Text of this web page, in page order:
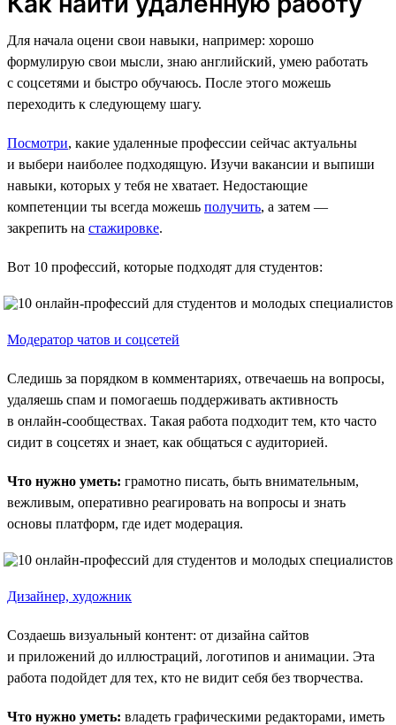
Для начала оцени свои навыки, например: хорошо
формулирую свои мысли, знаю английский, умею работать
с соцсетями и быстро обучаюсь. После этого можешь
переходить к следующему шагу.
Посмотри, какие удаленные профессии сейчас актуальны
и выбери наиболее подходящую. Изучи вакансии и выпиши
навыки, которых у тебя не хватает. Недостающие
компетенции ты всегда можешь получить, а затем —
закрепить на стажировке.
Вот 10 профессий, которые подходят для студентов:
Модератор чатов и соцсетей
Следишь за порядком в комментариях, отвечаешь на вопросы,
удаляешь спам и помогаешь поддерживать активность
в онлайн-сообществах. Такая работа подходит тем, кто часто
сидит в соцсетях и знает, как общаться с аудиторией.
Что нужно уметь: грамотно писать, быть внимательным,
вежливым, оперативно реагировать на вопросы и знать
основы платформ, где идет модерация.
Дизайнер, художник
Создаешь визуальный контент: от дизайна сайтов
и приложений до иллюстраций, логотипов и анимации. Эта
работа подойдет для тех, кто не видит себя без творчества.
Что нужно уметь: владеть графическими редакторами, иметь